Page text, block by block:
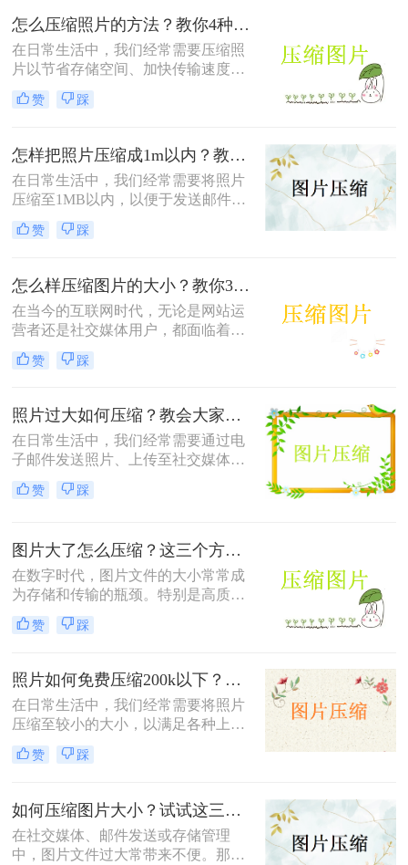
法，帮助您轻松应对照片压缩的需
求。
怎么压缩照片的方法？教你4种实用方法!！
在日常生活中，我们经常需要压缩照
片以节省存储空间、加快传输速度或
满足特定平台的要求。那么怎么压缩
照片的方法呢？本文将介绍四种有效
这些需求。
赞 踩
怎样把照片压缩成1m以内？教你四种实用的压缩方法！
在日常生活中，我们经常需要将照片
压缩至1MB以内，以便于发送邮件、
上传到社交媒体或满足特定平台的要
求。那么怎样把照片压缩成1m以内
缩照片大小，帮助您轻松应对这些需
求。
赞 踩
怎么样压缩图片的大小？教你3种实用方法！
在当今的互联网时代，无论是网站运
营者还是社交媒体用户，都面临着一
个共同的问题——怎么样压缩图片的
大小。较大的图片文件不仅会占用更
间延长，影响用户体验。本文将介绍
三种压缩图片大小的方法。
赞 踩
照片过大如何压缩？教会大家这4种压缩方法！
在日常生活中，我们经常需要通过电
子邮件发送照片、上传至社交媒体或
用于网页设计等。然而，原始照片文
件通常较大，这不仅会占用大量存储
何压缩变得尤为重要。以下是四种常
用的图片压缩方法，帮助您轻松解决
这一问题。
赞 踩
图片大了怎么压缩？这三个方法帮你轻松解决！
在数字时代，图片文件的大小常常成
为存储和传输的瓶颈。特别是高质量
的图片，其文件体积往往较大，不仅
占用大量存储空间，还会影响上传速
么压缩呢？以下是四种常用的图片压
缩方法，帮助您轻松解决这一问题。
赞 踩
照片如何免费压缩200k以下？快来学习这3种压缩方法！
在日常生活中，我们经常需要将照片
压缩至较小的大小，以满足各种上
传、分享或存储的需求。那么照片如
何免费压缩200k以下呢？本文将介绍
法。
赞 踩
如何压缩图片大小？试试这三种简单有效的压缩方法！
在社交媒体、邮件发送或存储管理
中，图片文件过大常带来不便。那么